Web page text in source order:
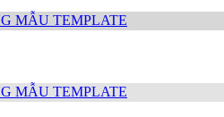
MẪU TEMPLATE
MẪU TEMPLATE